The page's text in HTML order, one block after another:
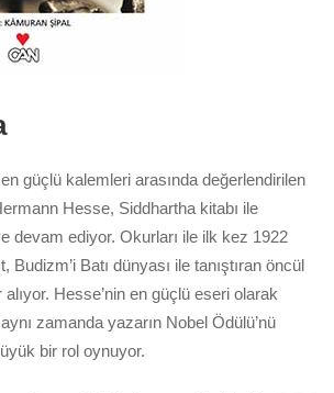
güçlü kalemleri arasında değerlendirilen
Hesse, Siddhartha kitabı ile
devam ediyor. Okurları ile ilk kez 1922
Budizm’i Batı dünyası ile tanıştıran öncül
Hesse’nin en güçlü eseri olarak
zamanda yazarın Nobel Ödülü’nü
bir rol oynuyor.